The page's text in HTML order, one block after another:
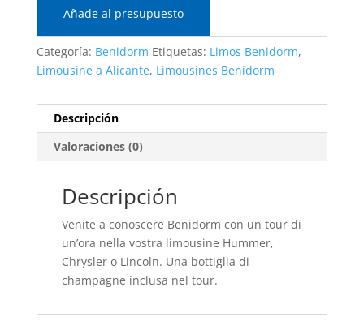
Añade al presupuesto
Categoría: Benidorm Etiquetas: Limos Benidorm,
Limousine a Alicante, Limousines Benidorm
Descripción
Valoraciones (0)
Descripción
Venite a conoscere Benidorm con un tour di
un’ora nella vostra limousine Hummer,
Chrysler o Lincoln. Una bottiglia di
champagne inclusa nel tour.